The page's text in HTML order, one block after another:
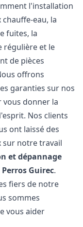
l'installation
chauffe-eau, la
fuites, la
régulière et le
de pièces
offrons
garanties sur nos
vous donner la
Nos clients
ont laissé des
sur notre travail
et dépannage
Perros Guirec.
fiers de notre
sommes
vous aider